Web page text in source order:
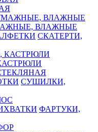
ВЛАЖНЫЕ
СКАТЕРТИ,
СУШИЛКИ,
ФАРТУКИ,